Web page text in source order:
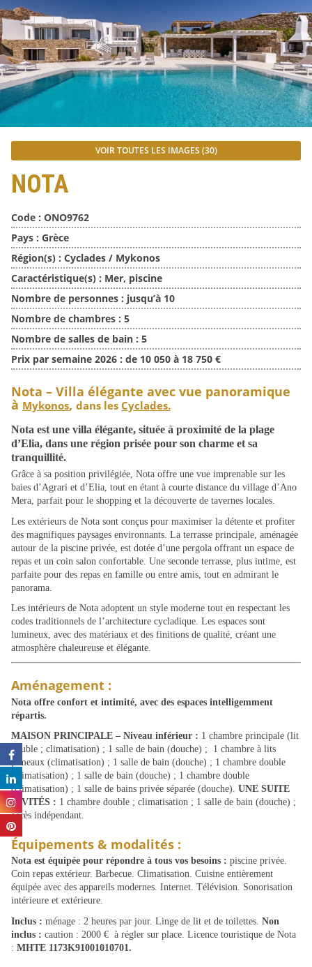
VOIR TOUTES LES IMAGES (30)
NOTA
Code : ONO9762
Pays : Grèce
Région(s) : Cyclades / Mykonos
Caractéristique(s) : Mer, piscine
Nombre de personnes : jusqu’à 10
Nombre de chambres : 5
Nombre de salles de bain : 5
Prix par semaine 2026 : de 10 050 à 18 750 €
Nota – Villa élégante avec vue panoramique
à Mykonos, dans les Cyclades.
Nota est une villa élégante, située à proximité de la plage
d’Elia, dans une région prisée pour son charme et sa
tranquillité.
Grâce à sa position privilégiée, Nota offre une vue imprenable sur les
baies d’Agrari et d’Elia, tout en étant à courte distance du village d’Ano
Mera, parfait pour le shopping et la découverte de tavernes locales.
Les extérieurs de Nota sont conçus pour maximiser la détente et profiter
des magnifiques paysages environnants. La terrasse principale, aménagée
autour de la piscine privée, est dotée d’une pergola offrant un espace de
repas et un coin salon confortable. Une seconde terrasse, plus intime, est
parfaite pour des repas en famille ou entre amis, tout en admirant le
panorama.
Les intérieurs de Nota adoptent un style moderne tout en respectant les
codes traditionnels de l’architecture cycladique. Les espaces sont
lumineux, avec des matériaux et des finitions de qualité, créant une
atmosphère chaleureuse et élégante.
Aménagement :
Nota offre confort et intimité, avec des espaces intelligemment
répartis.
MAISON PRINCIPALE – Niveau inférieur : 1 chambre principale (lit
double ; climatisation) ; 1 salle de bain (douche) ; 1 chambre à lits
jumeaux (climatisation) ; 1 salle de bain (douche) ; 1 chambre double
(climatisation) ; 1 salle de bain (douche) ; 1 chambre double
(climatisation) ; 1 salle de bains privée séparée (douche). UNE SUITE
INVITÉS : 1 chambre double ; climatisation ; 1 salle de bain (douche) ;
accès indépendant.
Équipements & modalités :
Nota est équipée pour répondre à tous vos besoins : piscine privée.
Coin repas extérieur. Barbecue. Climatisation. Cuisine entièrement
équipée avec des appareils modernes. Internet. Télévision. Sonorisation
intérieure et extérieure.
Inclus : ménage : 2 heures par jour. Linge de lit et de toilettes. Non
inclus : caution : 2000 € à régler sur place. Licence touristique de Nota
: MHTE 1173K91001010701.